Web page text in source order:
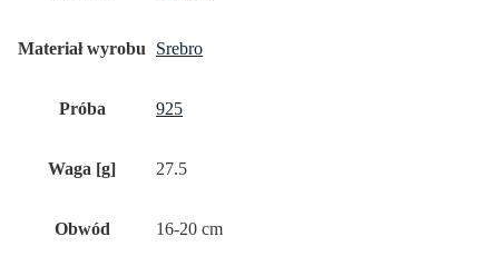
Materiał wyrobu Srebro
Próba 925
Waga [g] 27.5
Obwód 16-20 cm